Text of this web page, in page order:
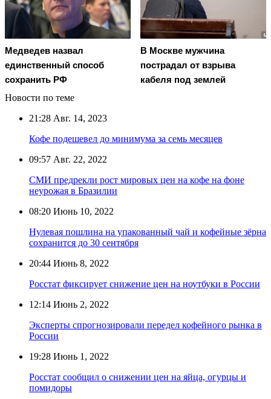
Медведев назвал
единственный способ
сохранить РФ
В Москве мужчина
пострадал от взрыва
кабеля под землей
Новости по теме
21:28 Авг. 14, 2023
Кофе подешевел до минимума за семь месяцев
09:57 Авг. 22, 2022
СМИ предрекли рост мировых цен на кофе на фоне
неурожая в Бразилии
08:20 Июнь 10, 2022
Нулевая пошлина на упакованный чай и кофейные зёрна
сохранится до 30 сентября
20:44 Июнь 8, 2022
Росстат фиксирует снижение цен на ноутбуки в России
12:14 Июнь 2, 2022
Эксперты спрогнозировали передел кофейного рынка в
России
19:28 Июнь 1, 2022
Росстат сообщил о снижении цен на яйца, огурцы и
помидоры